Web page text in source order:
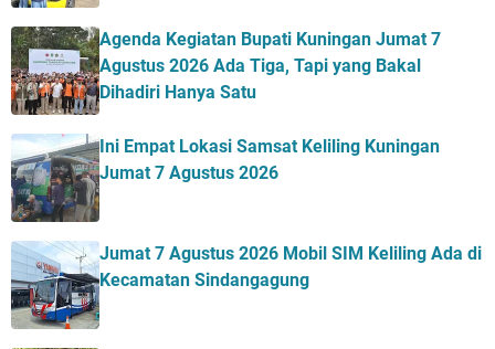
Agenda Kegiatan Bupati Kuningan Jumat 7
Agustus 2026 Ada Tiga, Tapi yang Bakal
Dihadiri Hanya Satu
Ini Empat Lokasi Samsat Keliling Kuningan
Jumat 7 Agustus 2026
Jumat 7 Agustus 2026 Mobil SIM Keliling Ada di
Kecamatan Sindangagung